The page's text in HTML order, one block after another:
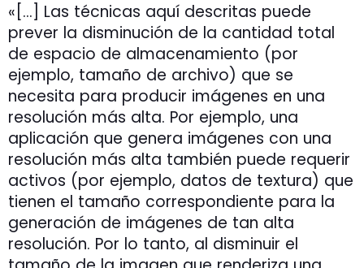
«[…] Las técnicas aquí descritas puede
prever la disminución de la cantidad total
de espacio de almacenamiento (por
ejemplo, tamaño de archivo) que se
necesita para producir imágenes en una
resolución más alta. Por ejemplo, una
aplicación que genera imágenes con una
resolución más alta también puede requerir
activos (por ejemplo, datos de textura) que
tienen el tamaño correspondiente para la
generación de imágenes de tan alta
resolución. Por lo tanto, al disminuir el